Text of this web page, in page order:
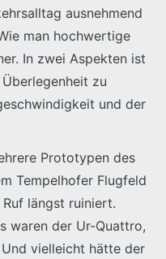
ausnehmend
man hochwertige
In zwei Aspekten ist
zu
und der
Prototypen des
Tempelhofer Flugfeld
längst ruiniert.
waren der Ur-Quattro,
vielleicht hätte der